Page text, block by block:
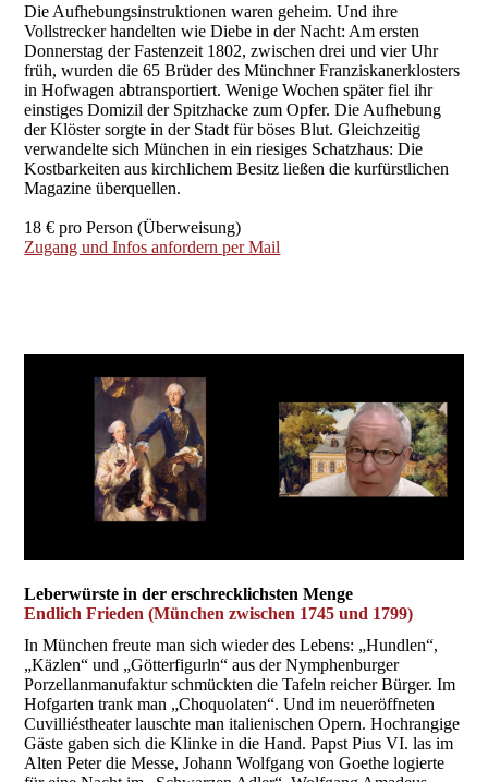
Die Aufhebungsinstruktionen waren geheim. Und ihre
Vollstrecker handelten wie Diebe in der Nacht: Am ersten
Donnerstag der Fastenzeit 1802, zwischen drei und vier Uhr
früh, wurden die 65 Brüder des Münchner Franziskanerklosters
in Hofwagen abtransportiert. Wenige Wochen später fiel ihr
einstiges Domizil der Spitzhacke zum Opfer. Die Aufhebung
der Klöster sorgte in der Stadt für böses Blut. Gleichzeitig
verwandelte sich München in ein riesiges Schatzhaus: Die
Kostbarkeiten aus kirchlichem Besitz ließen die kurfürstlichen
Magazine überquellen.
18 € pro Person (Überweisung)
Zugang und Infos anfordern per Mail
Leberwürste in der erschrecklichsten Menge
Endlich Frieden (München zwischen 1745 und 1799)
In München freute man sich wieder des Lebens: „Hundlen“,
„Käzlen“ und „Götterfigurln“ aus der Nymphenburger
Porzellanmanufaktur schmückten die Tafeln reicher Bürger. Im
Hofgarten trank man „Choquolaten“. Und im neueröffneten
Cuvilliéstheater lauschte man italienischen Opern. Hochrangige
Gäste gaben sich die Klinke in die Hand. Papst Pius VI. las im
Alten Peter die Messe, Johann Wolfgang von Goethe logierte